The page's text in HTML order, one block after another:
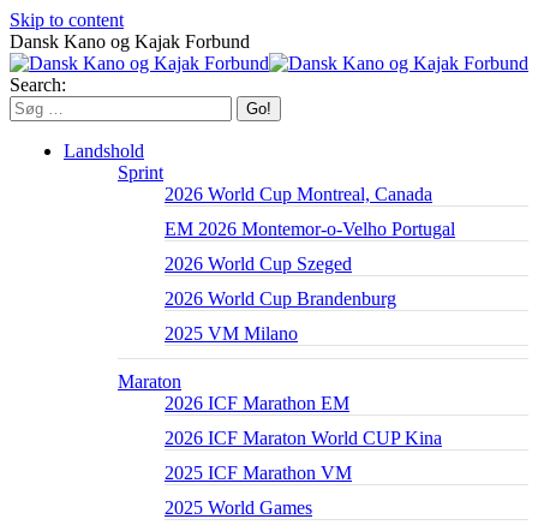
Skip to content
Dansk Kano og Kajak Forbund
Search:
Landshold
Sprint
2026 World Cup Montreal, Canada
EM 2026 Montemor-o-Velho Portugal
2026 World Cup Szeged
2026 World Cup Brandenburg
2025 VM Milano
Maraton
2026 ICF Marathon EM
2026 ICF Maraton World CUP Kina
2025 ICF Marathon VM
2025 World Games